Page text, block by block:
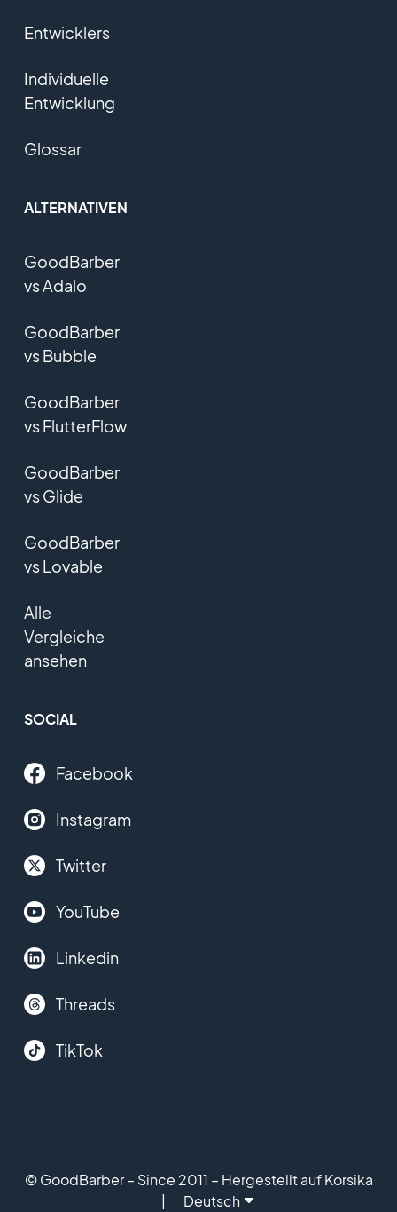
Entwicklers
Individuelle
Entwicklung
Glossar
ALTERNATIVEN
GoodBarber
vs Adalo
GoodBarber
vs Bubble
GoodBarber
vs FlutterFlow
GoodBarber
vs Glide
GoodBarber
vs Lovable
Alle
Vergleiche
ansehen
SOCIAL
Facebook
Instagram
Twitter
YouTube
Linkedin
Threads
TikTok
© GoodBarber – Since 2011 – Hergestellt auf Korsika
Deutsch